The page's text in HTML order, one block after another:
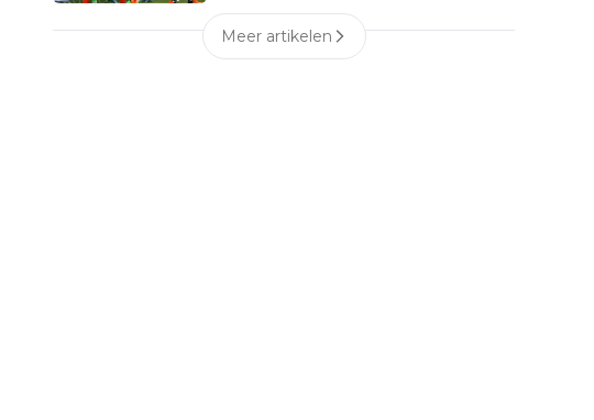
Meer artikelen